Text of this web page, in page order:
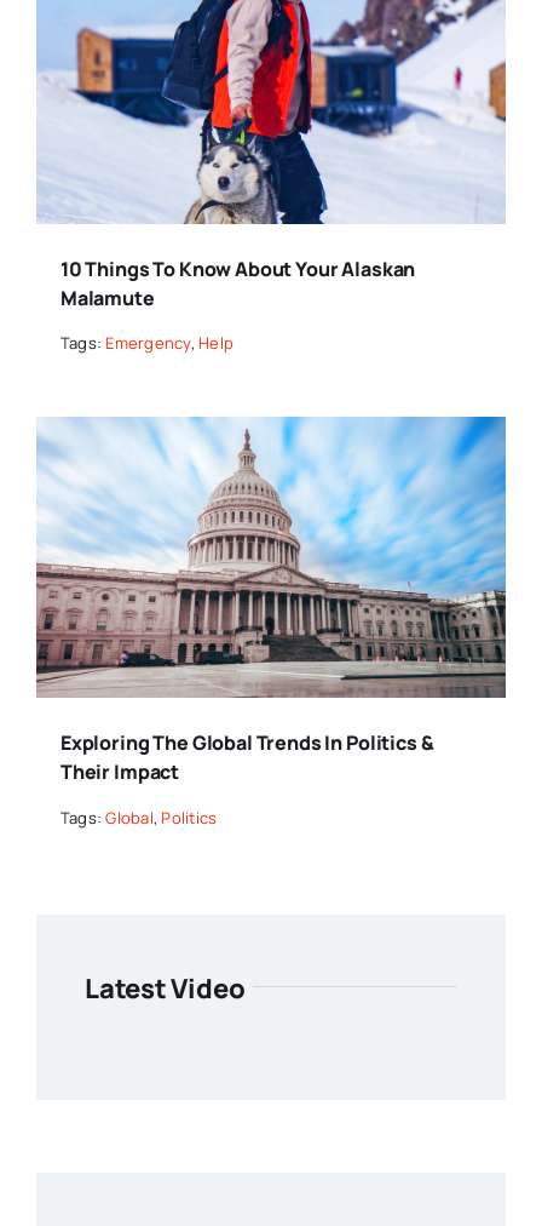
10 Things To Know About Your Alaskan
Malamute
Tags: Emergency, Help
Exploring The Global Trends In Politics &
Their Impact
Tags:Global, Politics
Latest Video